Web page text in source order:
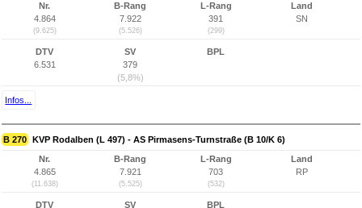
Nr.
4.864
(9.625)
B-Rang
7.922
(5.526)
L-Rang
391
(299)
Land
SN
DTV
6.531
SV
379
(5,8%)
BPL
Infos...
B 270 KVP Rodalben (L 497) - AS Pirmasens-Turnstraße (B 10/K 6)
Nr.
4.865
(11.638)
B-Rang
7.921
(5.525)
L-Rang
703
(532)
Land
RP
DTV
SV
BPL